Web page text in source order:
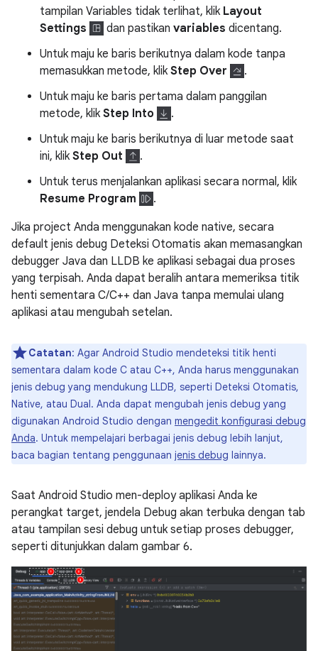
tampilan Variables tidak terlihat, klik Layout
Settings
dan pastikan variables dicentang.
Untuk maju ke baris berikutnya dalam kode tanpa
memasukkan metode, klik Step Over
.
Untuk maju ke baris pertama dalam panggilan
metode, klik Step Into
.
Untuk maju ke baris berikutnya di luar metode saat
ini, klik Step Out
.
Untuk terus menjalankan aplikasi secara normal, klik
Resume Program
.
Jika project Anda menggunakan kode native, secara
default jenis debug Deteksi Otomatis akan memasangkan
debugger Java dan LLDB ke aplikasi sebagai dua proses
yang terpisah. Anda dapat beralih antara memeriksa titik
henti sementara C/C++ dan Java tanpa memulai ulang
aplikasi atau mengubah setelan.
Catatan: Agar Android Studio mendeteksi titik henti
sementara dalam kode C atau C++, Anda harus menggunakan
jenis debug yang mendukung LLDB, seperti Deteksi Otomatis,
Native, atau Dual. Anda dapat mengubah jenis debug yang
digunakan Android Studio dengan mengedit konfigurasi debug
Anda. Untuk mempelajari berbagai jenis debug lebih lanjut,
baca bagian tentang penggunaan jenis debug lainnya.
Saat Android Studio men-deploy aplikasi Anda ke
perangkat target, jendela Debug akan terbuka dengan tab
atau tampilan sesi debug untuk setiap proses debugger,
seperti ditunjukkan dalam gambar 6.